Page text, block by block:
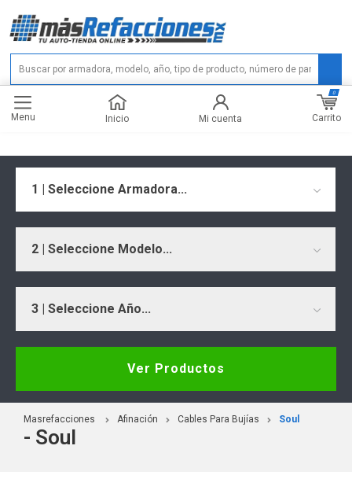
Menu Inicio Mi cuenta Carrito
0
1 | Seleccione Armadora...
2 | Seleccione Modelo...
3 | Seleccione Año...
Ver Productos
Masrefacciones Afinación Cables Para Bujías Soul
- Soul